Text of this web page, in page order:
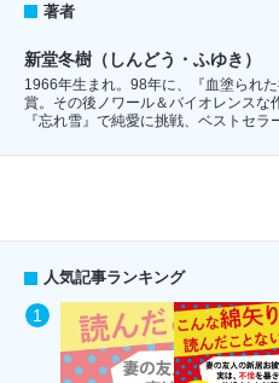
著者
新堂冬樹（しんどう・ふゆき）
1966年生まれ。98年に、『血塗られ
賞。その後ノワール＆バイオレンス
『忘れ雪』で純愛に挑戦、ベストセラ
人気記事ランキング